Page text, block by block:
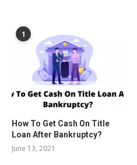
1
How To Get Cash On Title
Loan After Bankruptcy?
June 13, 2021